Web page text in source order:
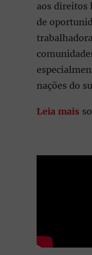
aos direitos
de
nações do
Leia mais